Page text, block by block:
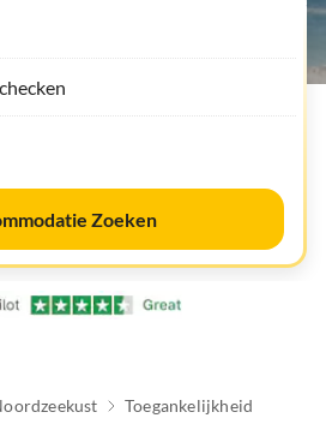
Zoeken
Toegankelijkheid